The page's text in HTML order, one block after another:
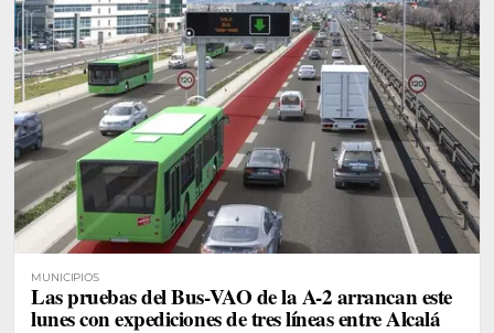
MUNICIPIOS
Las pruebas del Bus-VAO de la A-2 arrancan este
lunes con expediciones de tres líneas entre Alcalá